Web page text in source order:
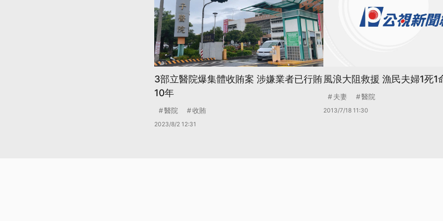
3部立醫院爆集體收賄案 涉嫌業者已行賄
10年
醫院 收賄
2023/8/2 12:31
風浪大阻救援 漁民夫婦1死1
夫妻 醫院
2013/7/18 11:30